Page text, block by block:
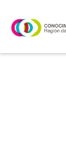
navigation